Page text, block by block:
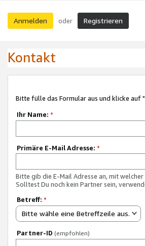
Anmelden oder Registrieren
Kontakt
Bitte fülle das Formular aus und klicke auf
Ihr Name: *
Primäre E-Mail Adresse: *
Bitte gib die E-Mail Adresse an, mit
Solltest Du noch kein Partner sein,
Betreff: *
Bitte wähle eine Betreffzeile aus.
Partner-ID (empfohlen)